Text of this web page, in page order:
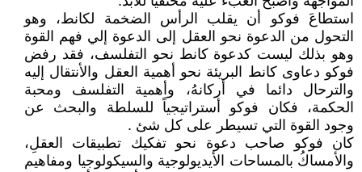
استطاعَ فوكو أن يقلب الرأس الضخمة لكانط، وهو
التحول من الدعوة نحو العقل إلى الدعوة إلي فهم القوة
وهو بذلك ليست كدعوة كانط نحو التفلسف، فقد رفض
فوكو دعاوى كانط البريئة نحو أهمية العقل والأنتقال إليه
والترحال دائما في أركانهُ، وأهمية التفلسف ومحبة
الحكمة، فكان فوكو أستراتيجياً للسلطة والبحث عن
وجود القوة التي تسيطر على كل شئ .
كان فوكو صاحب دعوة نحو تفكيك تطبيقات العقلِ،
والأمساكُ بالمساحات الأيديولوجية والسيكولوجيا ومفاهيم